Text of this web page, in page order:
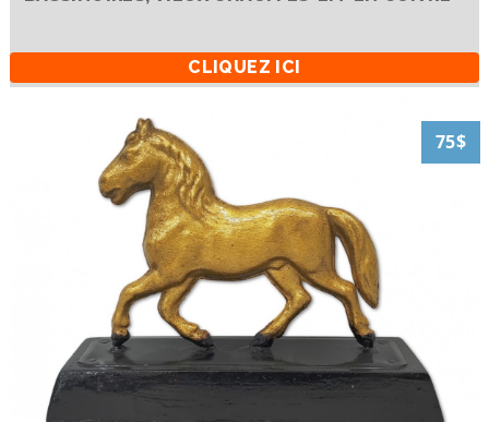
CLIQUEZ ICI
75$